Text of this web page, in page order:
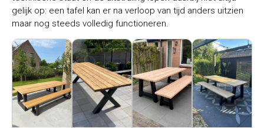
gelijk op: een tafel kan er na verloop van tijd anders uitzien
maar nog steeds volledig functioneren.